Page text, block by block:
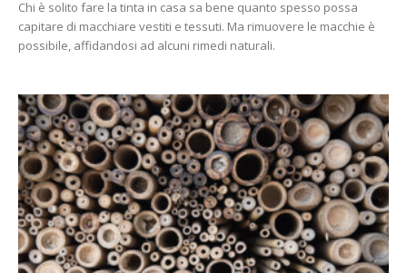
Chi è solito fare la tinta in casa sa bene quanto spesso possa
capitare di macchiare vestiti e tessuti. Ma rimuovere le macchie è
possibile, affidandosi ad alcuni rimedi naturali.